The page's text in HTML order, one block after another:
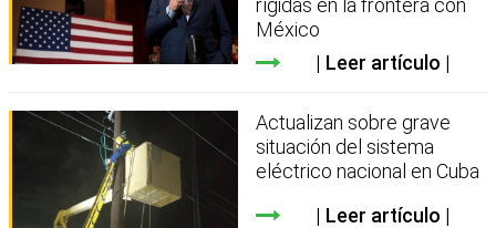
rígidas en la frontera con
México
Leer artículo
Actualizan sobre grave
situación del sistema
eléctrico nacional en Cuba
Leer artículo